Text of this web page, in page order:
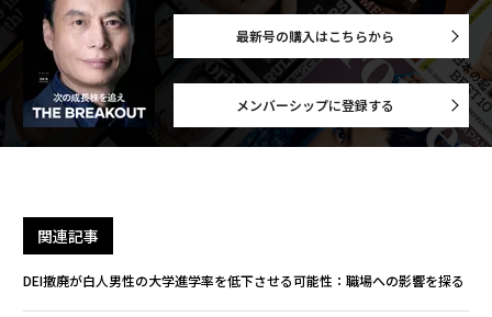
最新号の購入はこちらから
メンバーシップに登録する
関連記事
DEI撤廃が白人男性の大学進学率を低下させる可能性：職場への影響を探る